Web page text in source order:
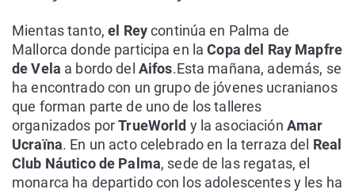
Mientas tanto,el Reycontinúa en Palma de
Mallorca donde participa en laCopa del Ray Mapfre
de Vela a bordo del Aifos.Esta mañana, además, se
ha encontrado con un grupo de jóvenes ucranianos
que forman parte de uno de los talleres
organizados porTrueWorld y la asociación Amar
Ucraïna. En un acto celebrado en la terraza del Real
Club Náutico de Palma, sede de las regatas, el
monarca ha departido con los adolescentes y les ha